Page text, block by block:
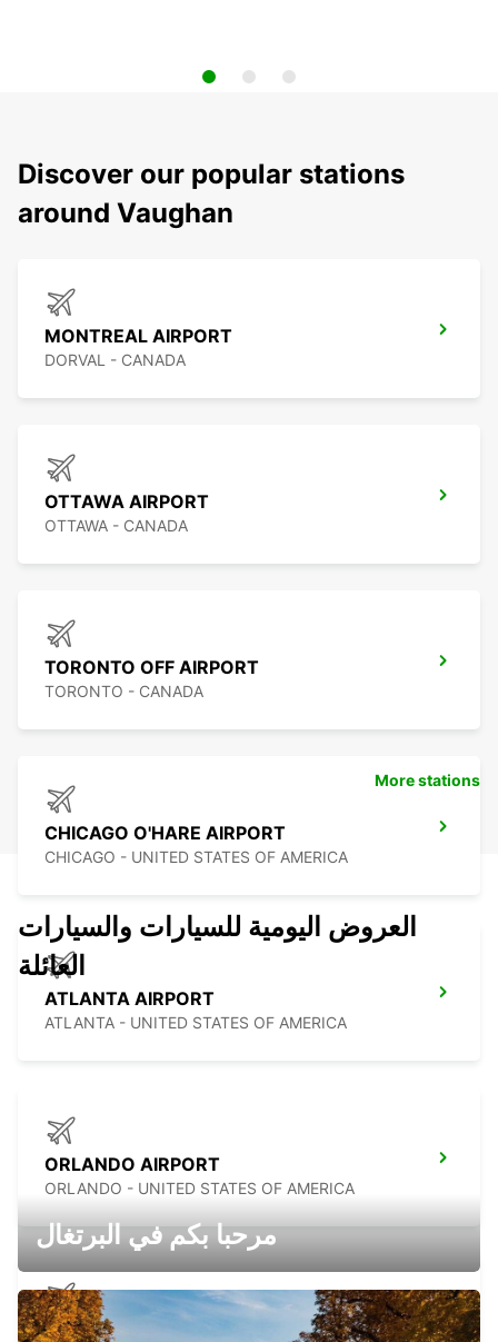
Discover our popular stations
around Vaughan
MONTREAL AIRPORT
DORVAL - CANADA
OTTAWA AIRPORT
OTTAWA - CANADA
TORONTO OFF AIRPORT
TORONTO - CANADA
CHICAGO O'HARE AIRPORT
CHICAGO - UNITED STATES OF AMERICA
ATLANTA AIRPORT
ATLANTA - UNITED STATES OF AMERICA
ORLANDO AIRPORT
ORLANDO - UNITED STATES OF AMERICA
PALM BEACH INTERNATIONAL AIRPORT
More stations
العروض اليومية للسيارات والسيارات
العائلة
مرحبا بكم في البرتغال